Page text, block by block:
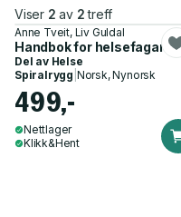
Viser 2 av 2 treff
Anne Tveit, Liv Guldal
Handbok for
Del av Helse
Spiralrygg Norsk, Nynorsk
499,-
Nettlager
Klikk&Hent